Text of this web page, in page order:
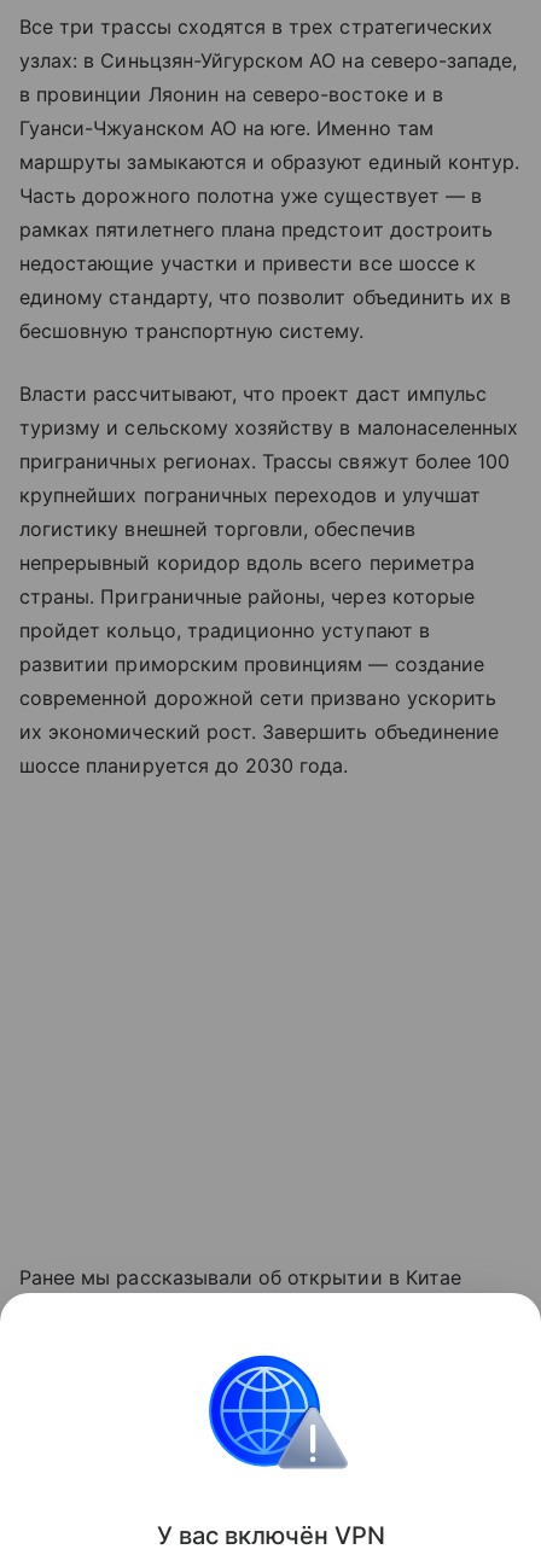
Все три трассы сходятся в трех стратегических
узлах: в Синьцзян-Уйгурском АО на северо-западе,
в провинции Ляонин на северо-востоке и в
Гуанси-Чжуанском АО на юге. Именно там
маршруты замыкаются и образуют единый контур.
Часть дорожного полотна уже существует — в
рамках пятилетнего плана предстоит достроить
недостающие участки и привести все шоссе к
единому стандарту, что позволит объединить их в
бесшовную транспортную систему.
Власти рассчитывают, что проект даст импульс
туризму и сельскому хозяйству в малонаселенных
приграничных регионах. Трассы свяжут более 100
крупнейших пограничных переходов и улучшат
логистику внешней торговли, обеспечив
непрерывный коридор вдоль всего периметра
страны. Приграничные районы, через которые
пройдет кольцо, традиционно уступают в
развитии приморским провинциям — создание
современной дорожной сети призвано ускорить
их экономический рост. Завершить объединение
шоссе планируется до 2030 года.
Ранее мы рассказывали об открытии в Китае
Поделиться
У вас включён VPN